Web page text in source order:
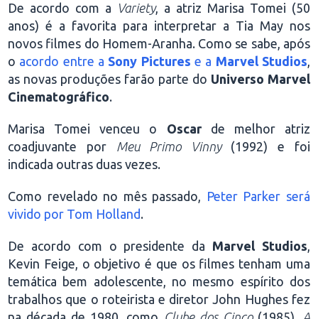
De acordo com a Variety, a atriz Marisa Tomei (50
anos) é a favorita para interpretar a Tia May nos
novos filmes do Homem-Aranha. Como se sabe, após
o acordo entre a Sony Pictures e a Marvel Studios,
as novas produções farão parte do Universo Marvel
Cinematográfico.
Marisa Tomei venceu o Oscarde melhor atriz
coadjuvante por Meu Primo Vinny(1992) e foi
indicada outras duas vezes.
Como revelado no mês passado, Peter Parker será
vivido por Tom Holland.
De acordo com o presidente da Marvel Studios,
Kevin Feige, o objetivo é que os filmes tenham uma
temática bem adolescente, no mesmo espírito dos
trabalhos que o roteirista e diretor John Hughes fez